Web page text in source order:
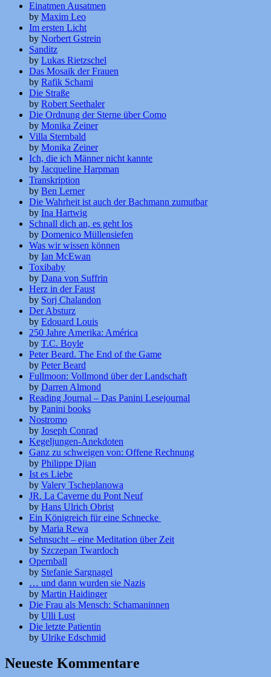
Einatmen Ausatmen
by Maxim Leo
Im ersten Licht
by Norbert Gstrein
Sanditz
by Lukas Rietzschel
Das Mosaik der Frauen
by Rafik Schami
Die Straße
by Robert Seethaler
Die Ordnung der Sterne über Como
by Monika Zeiner
Villa Sternbald
by Monika Zeiner
Ich, die ich Männer nicht kannte
by Jacqueline Harpman
Transkription
by Ben Lerner
Die Wahrheit ist auch der Bachmann zumutbar
by Ina Hartwig
Schnall dich an, es geht los
by Domenico Müllensiefen
Was wir wissen können
by Ian McEwan
Toxibaby
by Dana von Suffrin
Herz in der Faust
by Sorj Chalandon
Der Absturz
by Edouard Louis
250 Jahre Amerika: América
by T.C. Boyle
Peter Beard. The End of the Game
by Peter Beard
Fullmoon: Vollmond über der Landschaft
by Darren Almond
Reading Journal – Das Panini Lesejournal
by Panini books
Nostromo
by Joseph Conrad
Kegeljungen-Anekdoten
Ganz zu schweigen von: Offene Rechnung
by Philippe Djian
Ist es Liebe
by Valery Tscheplanowa
JR. La Caverne du Pont Neuf
by Hans Ulrich Obrist
Ein Königreich für eine Schnecke
by Maria Rewa
Sehnsucht – eine Meditation über Zeit
by Szczepan Twardoch
Opernball
by Stefanie Sargnagel
… und dann wurden sie Nazis
by Martin Haidinger
Die Frau als Mensch: Schamaninnen
by Ulli Lust
Die letzte Patientin
by Ulrike Edschmid
Neueste Kommentare